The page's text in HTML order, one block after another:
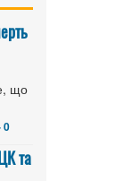
що
0
та